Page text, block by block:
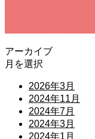
アーカイブ
月を選択
2026年3月
2024年11月
2024年7月
2024年3月
2024年1月